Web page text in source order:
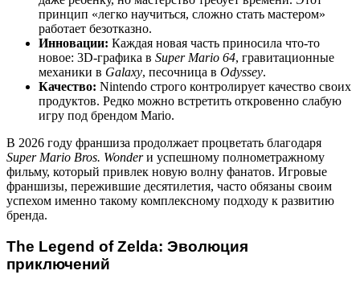
принцип «легко научиться, сложно стать мастером»
работает безотказно.
Инновации: Каждая новая часть приносила что-то
новое: 3D-графика в Super Mario 64, гравитационные
механики в Galaxy, песочница в Odyssey.
Качество: Nintendo строго контролирует качество своих
продуктов. Редко можно встретить откровенно слабую
игру под брендом Mario.
В 2026 году франшиза продолжает процветать благодаря
Super Mario Bros. Wonderи успешному полнометражному
фильму, который привлек новую волну фанатов. Игровые
франшизы, пережившие десятилетия, часто обязаны своим
успехом именно такому комплексному подходу к развитию
бренда.
The Legend of Zelda: Эволюция
приключений